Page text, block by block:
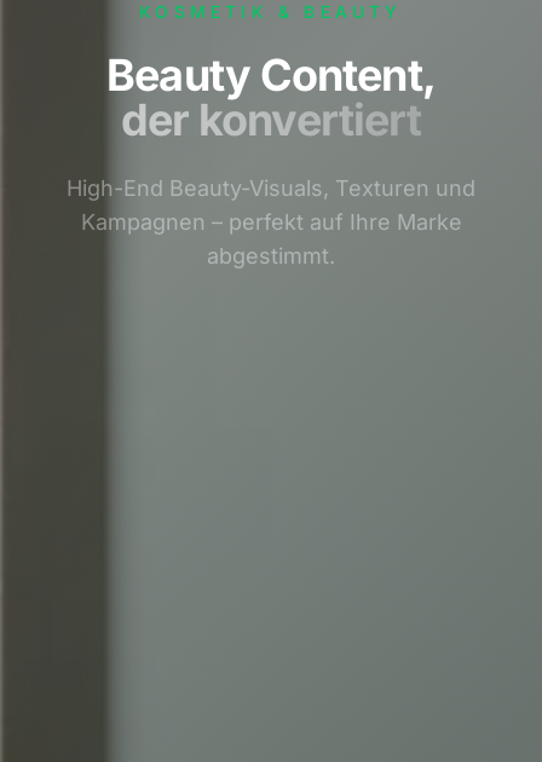
KOSMETIK & BEAUTY
Beauty Content,
der konvertiert
High-End Beauty-Visuals, Texturen und
Kampagnen – perfekt auf Ihre Marke
abgestimmt.